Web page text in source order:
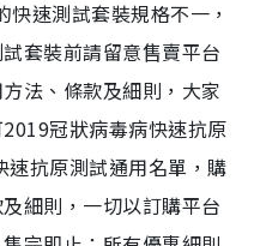
速測試套裝規格不一，
套裝前請留意售賣平台
法、條款及細則，大家
冠狀病毒病快速抗原
抗原測試通用名單，購
細則，一切以訂購平台